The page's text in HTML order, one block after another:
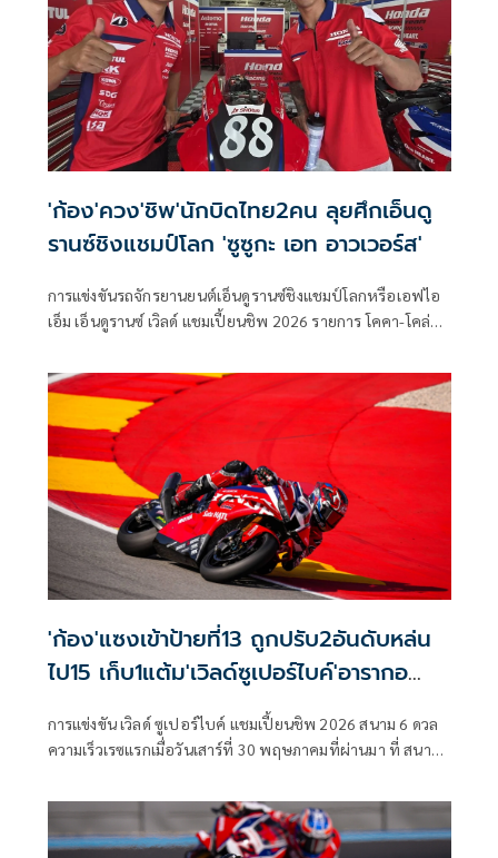
'ก้อง'ควง'ชิพ'นักบิดไทย2คน ลุยศึกเอ็นดู
รานซ์ชิงแชมป์โลก 'ซูซูกะ เอท อาวเวอร์ส'
การแข่งขันรถจักรยานยนต์เอ็นดูรานซ์ชิงแชมป์โลกหรือเอฟไอ
เอ็ม เอ็นดูรานซ์ เวิลด์ แชมเปี้ยนชิพ 2026 รายการ โคคา-โคล่า
ขึ้นในวันที่ 3-5 กรกฎาคม ณ สนามซูซูกะ เซอร์กิต ประเทศญี่ปุ่น
โดยในปีนี้นับเป็นครั้งแรกในประวัติศาสตร์ที่มีนักแข่งไทยจาก
“ฮอนด้า เรซซิ่ง ไทยแลนด์” เข้าร่วมการแข่งขันพร้อมกันถึง 2 คน
ซึ่งก็คือ “ก้อง” สมเกียรติ จันทรา และ “ชิพ” นครินทร์ อธิรัฐภูว
'ก้อง'แซงเข้าป้ายที่13 ถูกปรับ2อันดับหล่น
ไป15 เก็บ1แต้ม'เวิลด์ซูเปอร์ไบค์'อารากอ
การแข่งขัน เวิลด์ ซูเปอร์ไบค์ แชมเปี้ยนชิพ 2026 สนาม 6 ดวล
ความเร็วเรซแรกเมื่อวันเสาร์ที่ 30 พฤษภาคมที่ผ่านมา ที่ สนาม